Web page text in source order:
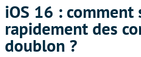
iOS 16 : comment
rapidement des
doublon ?